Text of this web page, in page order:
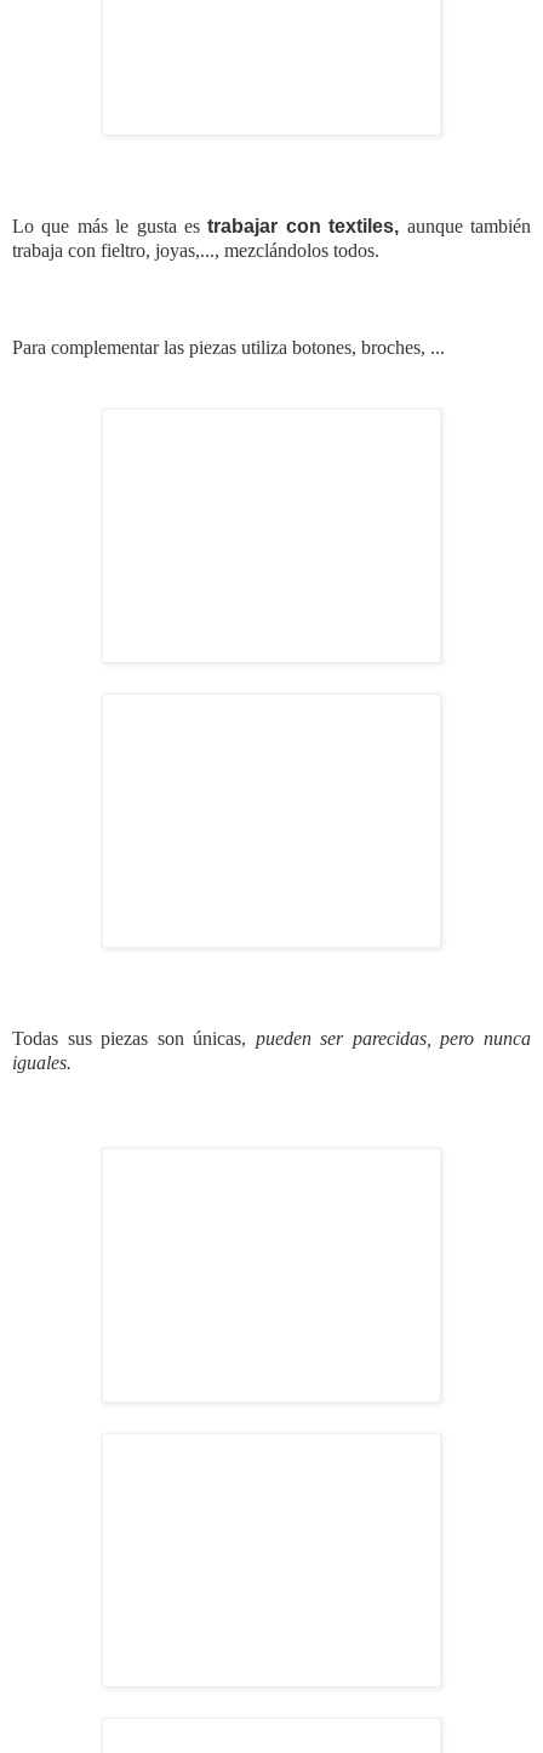
Lo que más le gusta es trabajar con textiles, aunque también
trabaja con fieltro, joyas,..., mezclándolos todos.
Para complementarlas piezas utiliza botones, broches, ...
Todas sus piezas son únicas, pueden ser parecidas, pero nunca
iguales.